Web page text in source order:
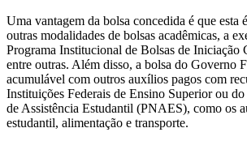
Uma vantagem da bolsa concedida é que esta
outras modalidades de bolsas acadêmicas, a
Programa Institucional de Bolsas de Iniciação
entre outras. Além disso, a bolsa do Governo
acumulável com outros auxílios pagos com
Instituições Federais de Ensino Superior ou
de Assistência Estudantil (PNAES), como os
estudantil, alimentação e transporte.